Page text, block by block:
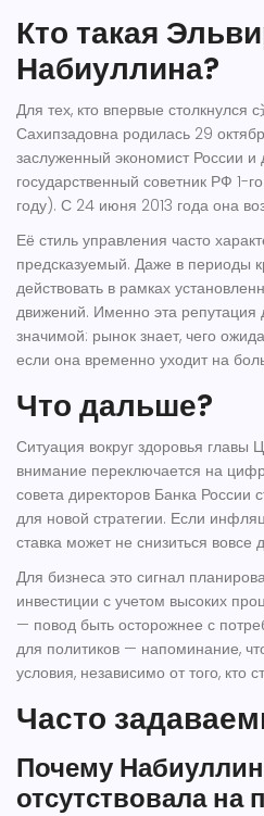
Кто такая
Набиуллина?
Для тех, кто впервые столкнулся
Сахипзадовна родилась 29
заслуженный экономист России и
государственный советник РФ 1-
году). С 24 июня 2013 года она
Её стиль управления часто
предсказуемый. Даже в периоды
действовать в рамках
движений. Именно эта репутация
значимой: рынок знает, чего
если она временно уходит на
Что дальше?
Ситуация вокруг здоровья главы
внимание переключается на
совета директоров Банка России
для новой стратегии. Если
ставка может не снизиться вовсе
Для бизнеса это сигнал
инвестиции с учетом высоких
— повод быть осторожнее с
для политиков — напоминание,
условия, независимо от того, кто
Часто
Почему
отсутствовала на